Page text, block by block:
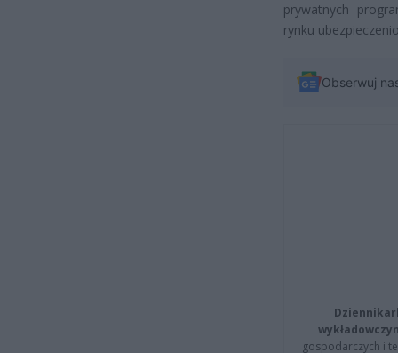
prywatnych
rynku
Obserwuj
gospodarczych i